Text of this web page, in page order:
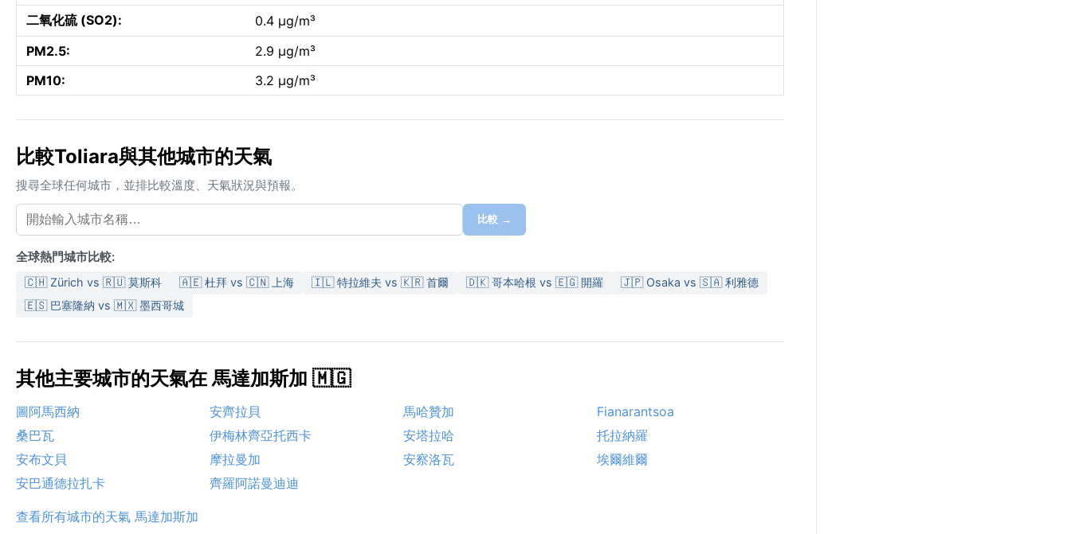
二氧化硫 (SO2):
0.4 µg/m³
PM2.5:
2.9 µg/m³
PM10:
3.2 µg/m³
比較Toliara與其他城市的天氣
搜尋全球任何城市，並排比較溫度、天氣狀況與預報。
比較 →
全球熱門城市比較:
🇨🇭 Zürich vs 🇷🇺 莫斯科 🇦🇪 杜拜 vs 🇨🇳 上海 🇮🇱 特拉維夫 vs 🇰🇷 首爾 🇩🇰 哥本哈根 vs 🇪🇬 開羅
🇯🇵 Osaka vs 🇸🇦 利雅德
🇪🇸 巴塞隆納 vs 🇲🇽 墨西哥城
其他主要城市的天氣在 馬達加斯加 🇲🇬
圖阿馬西納 安齊拉貝 馬哈贊加
Fianarantsoa
桑巴瓦
伊梅林齊亞托西卡 安塔拉哈
托拉納羅
安布文貝
摩拉曼加 安察洛瓦
埃爾維爾
安巴通德拉扎卡
齊羅阿諾曼迪迪
查看所有城市的天氣 馬達加斯加